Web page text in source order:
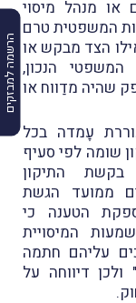
הרשמה למבזקים
מנהל מיסוי
המשפטית טרם
הצד מבקש או
הנכון,
שהיה מדַווח או
עָמדה בכל
שומה לפי סעיף
בקשת התיקון
ממועד הגשת
הטענה כי
המיסויית
עליהם חתמה
דיווחה על